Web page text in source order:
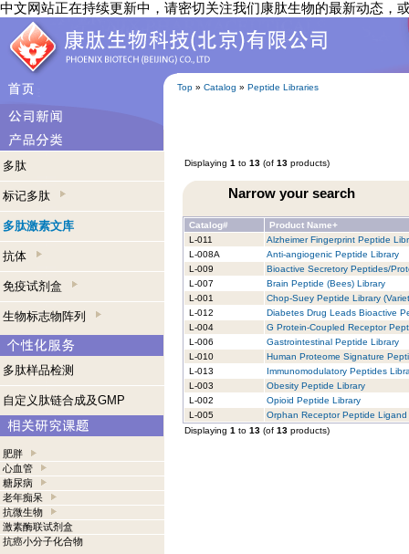
中文网站正在持续更新中，请密切关注我们康肽生物的最新动态，
Top » Catalog » Peptide Libraries
多肽
标记多肽
多肽激素文库
抗体
免疫试剂盒
生物标志物阵列
多肽样品检测
自定义肽链合成及GMP
肥胖
心血管
糖尿病
老年痴呆
抗微生物
激素酶联试剂盒
抗癌小分子化合物
Displaying 1 to 13 (of 13 products)
Narrow your search
Catalog#
Product Name+
L-011
Alzheimer Fingerprint Peptide
L-008A
Anti-angiogenic Peptide Library
L-009
Bioactive Secretory Peptides/
L-007
Brain Peptide (Bees) Library
L-001
Chop-Suey Peptide Library
L-012
Diabetes Drug Leads Bioactive
L-004
G Protein-Coupled Receptor
L-006
Gastrointestinal Peptide Library
L-010
Human Proteome Signature
L-013
Immunomodulatory Peptides
L-003
Obesity Peptide Library
L-002
Opioid Peptide Library
L-005
Orphan Receptor Peptide Ligand
Displaying 1 to 13 (of 13 products)